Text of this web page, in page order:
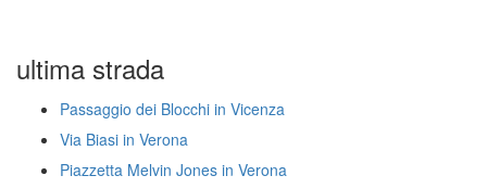
ultima strada
Passaggio dei Blocchi in Vicenza
Via Biasi in Verona
Piazzetta Melvin Jones in Verona